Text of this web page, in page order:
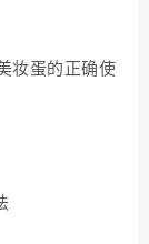
妆蛋的正确使